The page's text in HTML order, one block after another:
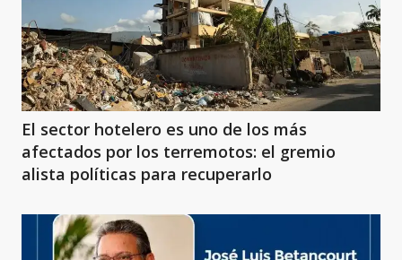
El sector hotelero es uno de los más
afectados por los terremotos: el gremio
alista políticas para recuperarlo